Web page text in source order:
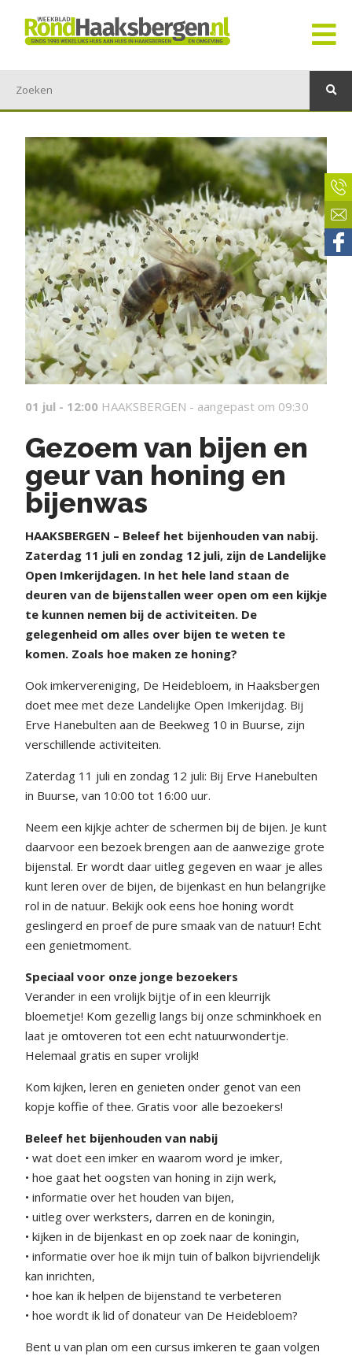
01 jul - 12:00 HAAKSBERGEN - aangepast om 09:30
Gezoem van bijen en
geur van honing en
bijenwas
HAAKSBERGEN – Beleef het bijenhouden van nabij.
Zaterdag 11 juli en zondag 12 juli, zijn de Landelijke
Open Imkerijdagen. In het hele land staan de
deuren van de bijenstallen weer open om een kijkje
te kunnen nemen bij de activiteiten. De
gelegenheid om alles over bijen te weten te
komen. Zoals hoe maken ze honing?
Ook imkervereniging, De Heidebloem, in Haaksbergen
doet mee met deze Landelijke Open Imkerijdag. Bij
Erve Hanebulten aan de Beekweg 10 in Buurse, zijn
verschillende activiteiten.
Zaterdag 11 juli en zondag 12 juli: Bij Erve Hanebulten
in Buurse, van 10:00 tot 16:00 uur.
Neem een kijkje achter de schermen bij de bijen. Je kunt
daarvoor een bezoek brengen aan de aanwezige grote
bijenstal. Er wordt daar uitleg gegeven en waar je alles
kunt leren over de bijen, de bijenkast en hun belangrijke
rol in de natuur. Bekijk ook eens hoe honing wordt
geslingerd en proef de pure smaak van de natuur! Echt
een genietmoment.
Speciaal voor onze jonge bezoekers
Verander in een vrolijk bijtje of in een kleurrijk
bloemetje! Kom gezellig langs bij onze schminkhoek en
laat je omtoveren tot een echt natuurwondertje.
Helemaal gratis en super vrolijk!
Kom kijken, leren en genieten onder genot van een
kopje koffie of thee. Gratis voor alle bezoekers!
Beleef het bijenhouden van nabij
• wat doet een imker en waarom word je imker,
• hoe gaat het oogsten van honing in zijn werk,
• informatie over het houden van bijen,
• uitleg over werksters, darren en de koningin,
• kijken in de bijenkast en op zoek naar de koningin,
• informatie over hoe ik mijn tuin of balkon bijvriendelijk
kan inrichten,
• hoe kan ik helpen de bijenstand te verbeteren
• hoe wordt ik lid of donateur van De Heidebloem?
Bent u van plan om een cursus imkeren te gaan volgen